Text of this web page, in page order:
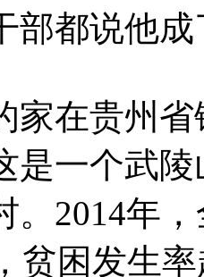
部都说他成
在贵州省
是一个武
。2014年
贫困发生